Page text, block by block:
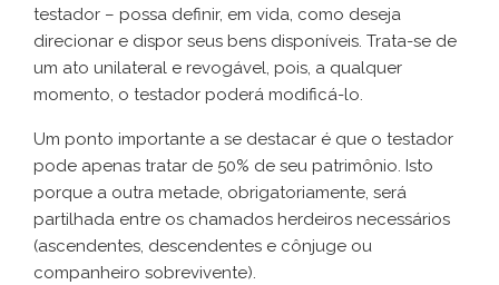
testador – possa definir, em vida, como deseja
direcionar e dispor seus bens disponíveis. Trata-se de
um ato unilateral e revogável, pois, a qualquer
momento, o testador poderá modificá-lo.
Um ponto importante a se destacar é que o testador
pode apenas tratar de 50% de seu patrimônio. Isto
porque a outra metade, obrigatoriamente, será
partilhada entre os chamados herdeiros necessários
(ascendentes, descendentes e cônjuge ou
companheiro sobrevivente).